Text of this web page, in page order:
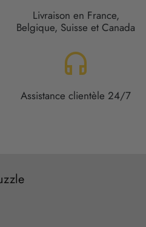
Livraison en France,
Belgique, Suisse et Canada
headset
Assistance clientèle 24/7